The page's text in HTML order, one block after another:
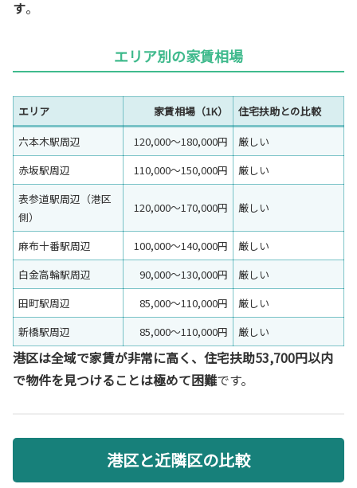
す。
エリア別の家賃相場
エリア 家賃相場（1K）
住宅扶助との比較
六本木駅周辺
120,000〜180,000円
厳しい
赤坂駅周辺
110,000〜150,000円
厳しい
表参道駅周辺（港区
側）
120,000〜170,000円 厳しい
麻布十番駅周辺 100,000〜140,000円
厳しい
白金高輪駅周辺
90,000〜130,000円
厳しい
田町駅周辺
85,000〜110,000円
厳しい
新橋駅周辺
85,000〜110,000円 厳しい
港区は全域で家賃が非常に高く、住宅扶助53,700円以内
で物件を見つけることは極めて困難です。
港区と近隣区の比較